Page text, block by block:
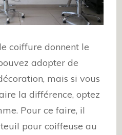
coiffure donnent le
adopter de
mais si vous
la différence, optez
Pour ce faire, il
pour coiffeuse au